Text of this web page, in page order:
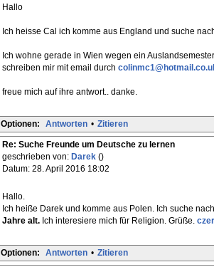
Hallo
Ich heisse Cal ich komme aus England und suche
Ich wohne gerade in Wien wegen ein
schreiben mir mit email durch
freue mich auf ihre antwort.. danke.
Optionen: Antworten • Zitieren
Re: Suche Freunde um Deutsche zu lernen
geschrieben von: Darek ()
Datum: 28. April 2016 18:02
Hallo.
Ich heiße Darek und komme aus Polen. Ich suche
Jahre alt. Ich interesiere mich für Religion. Grüße.
Optionen: Antworten • Zitieren